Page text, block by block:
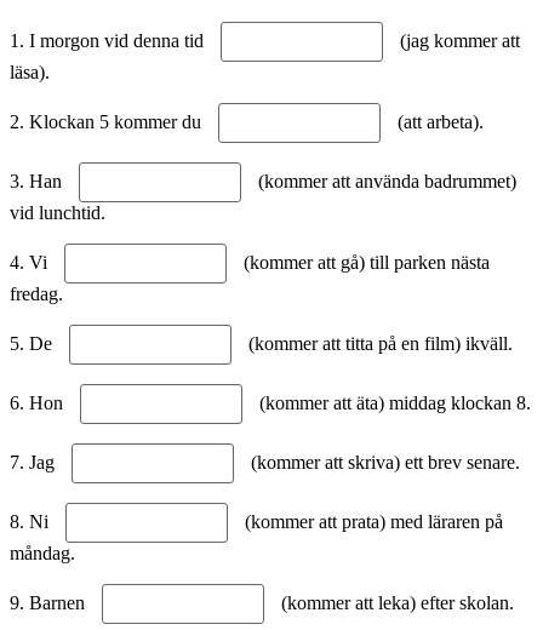
1. I morgon vid denna tid
(jag kommer att
läsa).
2. Klockan 5 kommer du (att arbeta).
3. Han
(kommer att använda badrummet)
vid lunchtid.
4. Vi
(kommer att gå) till parken nästa
fredag.
5. De (kommer att titta på en film) ikväll.
6. Hon (kommer att äta) middag klockan 8.
7. Jag (kommer att skriva) ett brev senare.
8. Ni
(kommer att prata) med läraren på
måndag.
9. Barnen (kommer att leka) efter skolan.